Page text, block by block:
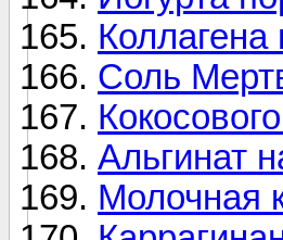
Коллагена
Соль
Альгинат
Молочная